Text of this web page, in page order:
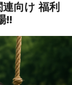
向け 福利
!!